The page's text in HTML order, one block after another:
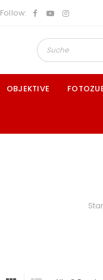
Follow:
OBJEKTIVE